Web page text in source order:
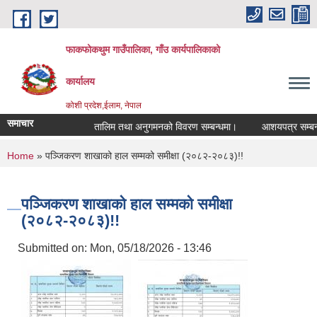
Skip to main content
फाकफोकथुम गाउँपालिका, गाँउ कार्यपालिकाको
कार्यालय
कोशी प्रदेश,ईलाम, नेपाल
समाचार तालिम तथा अनुगमनको विवरण सम्बन्धमा। आशयपत्र सम्बन्धी
You are here
Home » पञ्जिकरण शाखाको हाल सम्मको समीक्षा (२०८२-२०८३)!!
पञ्जिकरण शाखाको हाल सम्मको समीक्षा
(२०८२-२०८३)!!
Submitted on: Mon, 05/18/2026 - 13:46